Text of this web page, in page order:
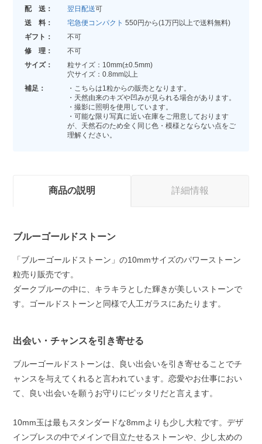
配 送： 翌日配送可
送 料：
宅急便コンパクト 550円から(1万円以上で送料無料)
ギフト：
不可
修 理：
不可
サイズ：
粒サイズ：10mm(±0.5mm)
穴サイズ：0.8mm以上
補足：
・こちらは1粒からの販売となります。
・天然由来のキズや凹みが見られる場合があります。
・撮影に照明を使用しています。
・可能な限り写真に近い在庫をご用意しております
が、天然石のため全く同じ色・模様とならない点をご
理解ください。
商品の説明 詳細情報
ブルーゴールドストーン
「ブルーゴールドストーン」の10mmサイズのパワーストーン
粒売り販売です。
ダークブルーの中に、キラキラとした輝きが美しいストーンで
す。ゴールドストーンと同様で人工ガラスにあたります。
出会い・チャンスを引き寄せる
ブルーゴールドストーンは、良い出会いを引き寄せることでチ
ャンスを与えてくれると言われています。恋愛やお仕事におい
て、良い出会いを願うお守りにピッタリだと言えます。
10mm玉は最もスタンダードな8mmよりも少し大粒です。デザ
インブレスの中でメインで目立たせるストーンや、少し太めの